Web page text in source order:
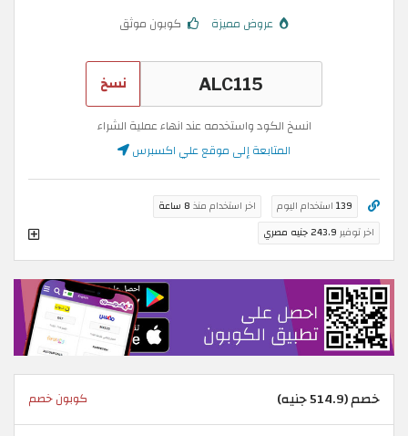
عروض مميزة كوبون موثق
نسخ
انسخ الكود واستخدمه عند انهاء عملية الشراء
المتابعة إلى موقع علي اكسبرس
139 استخدام اليوم اخر استخدام منذ 8 ساعة
اخر توفير 243.9 جنيه مصري
خصم (514.9 جنيه) كوبون خصم